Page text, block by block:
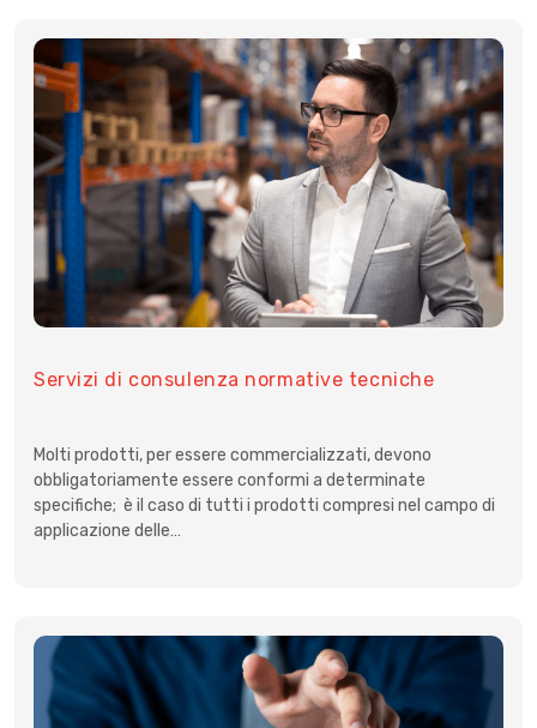
Servizi di consulenza normative tecniche
Molti prodotti, per essere commercializzati, devono
obbligatoriamente essere conformi a determinate
specifiche; è il caso di tutti i prodotti compresi nel campo di
applicazione delle…